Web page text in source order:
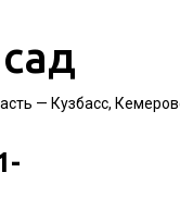
— Кузбасс,